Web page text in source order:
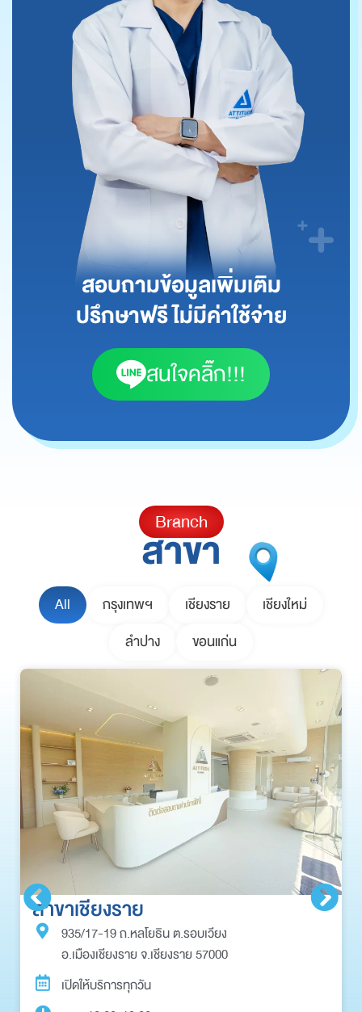
สอบถามข้อมูลเพิ่มเติม
ปรึกษาฟรี ไม่มีค่าใช้จ่าย
สนใจคลิ๊ก!!!
Branch
สาขา
All กรุงเทพฯ เชียงราย
เชียงใหม่
ลำปาง
ขอนแก่น
สาขาเชียงราย
935/17-19 ถ.หลโยธิน ต.รอบเวียง
อ.เมืองเชียงราย จ.เชียงราย 57000
เปิดให้บริการทุกวัน